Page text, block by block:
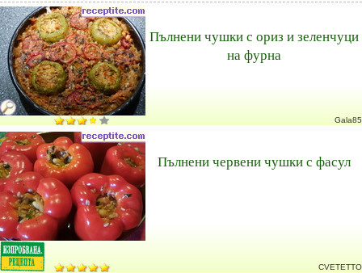
Пълнени чушки с ориз и зеленчуци
на фурна
Gala85
Пълнени червени чушки с фасул
CVETETTO